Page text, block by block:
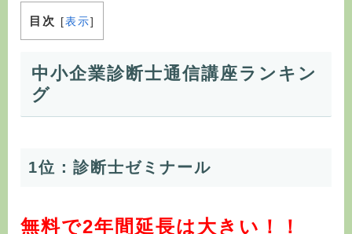
目次 [表示]
中小企業診断士通信講座ランキン
グ
1位：診断士ゼミナール
無料で2年間延長は大きい！！